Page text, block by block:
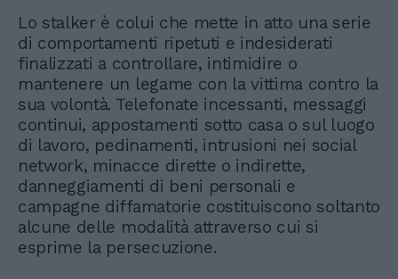
Lo stalker è colui che mette in atto una serie
di comportamenti ripetuti e indesiderati
finalizzati a controllare, intimidire o
mantenere un legame con la vittima contro la
sua volontà. Telefonate incessanti, messaggi
continui, appostamenti sotto casa o sul luogo
di lavoro, pedinamenti, intrusioni nei social
network, minacce dirette o indirette,
danneggiamenti di beni personali e
campagne diffamatorie costituiscono soltanto
alcune delle modalità attraverso cui si
esprime la persecuzione.